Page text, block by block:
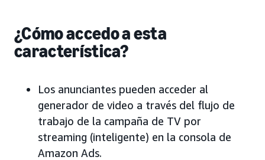
¿Cómo accedo a esta
característica?
Los anunciantes pueden acceder al
generador de video a través del flujo de
trabajo de la campaña de TV por
streaming (inteligente) en la consola de
Amazon Ads.